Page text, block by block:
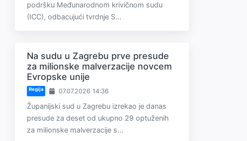
podršku Međunarodnom krivičnom sudu
(ICC), odbacujući tvrdnje S...
Na sudu u Zagrebu prve presude
za milionske malverzacije novcem
Evropske unije
Regija 07.07.2026 14:36
Županijski sud u Zagrebu izrekao je danas
presude za deset od ukupno 29 optuženih
za milionske malverzacije s...